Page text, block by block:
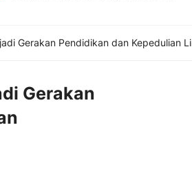
Gerakan Pendidikan dan Kepedulian
Gerakan